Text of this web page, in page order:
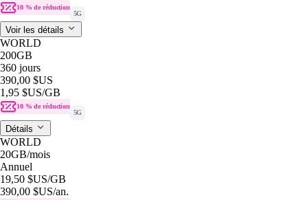
10 % de réduction
5G
Voir les détails
WORLD
200GB
360 jours
390,00 $US
1,95 $US/GB
10 % de réduction
5G
Détails
WORLD
20GB/mois
Annuel
19,50 $US/GB
390,00 $US/an.